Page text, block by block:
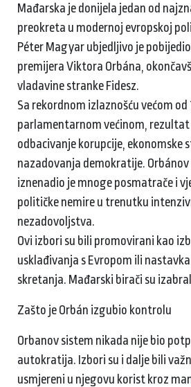
Mađarska je donijela jedan od
preokreta u modernoj evropskoj
Péter Magyar ubjedljivo je
premijera Viktora Orbána,
vladavine stranke Fidesz.
Sa rekordnom izlaznošću većom
parlamentarnom većinom, rezultat
odbacivanje korupcije, ekonomske
nazadovanja demokratije.
iznenadio je mnoge posmatrače i
političke nemire u trenutku
nezadovoljstva.
Ovi izbori su bili promovirani kao
usklađivanja s Evropom ili
skretanja. Mađarski birači su
Zašto je Orbán izgubio kontrolu
Orbanov sistem nikada nije bio
autokratija. Izbori su i dalje bili
usmjereni u njegovu korist kroz